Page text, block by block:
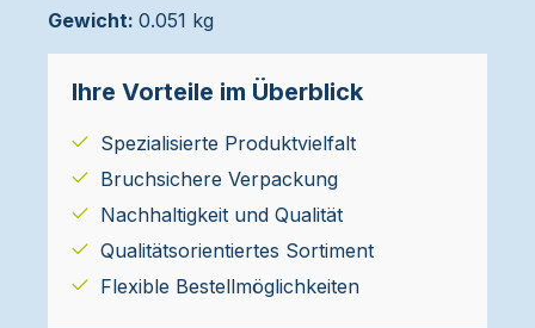
Gewicht: 0.051 kg
Ihre Vorteile im Überblick
Spezialisierte Produktvielfalt
Bruchsichere Verpackung
Nachhaltigkeit und Qualität
Qualitätsorientiertes Sortiment
Flexible Bestellmöglichkeiten